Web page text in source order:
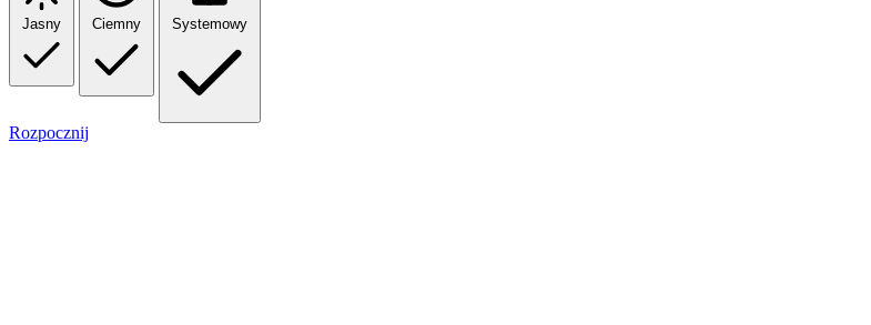
Jasny Ciemny Systemowy
Rozpocznij